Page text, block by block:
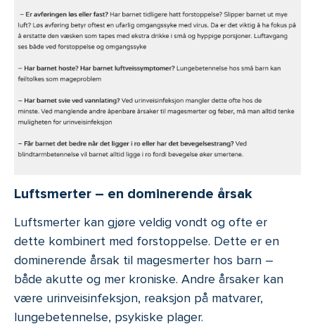
Luftsmerter – en dominerende årsak
Luftsmerter kan gjøre veldig vondt og ofte er
dette kombinert med forstoppelse. Dette er en
dominerende årsak til magesmerter hos barn –
både akutte og mer kroniske. Andre årsaker kan
være urinveisinfeksjon, reaksjon på matvarer,
lungebetennelse, psykiske plager.